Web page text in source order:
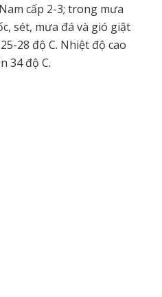
cấp 2-3; trong mưa
sét, mưa đá và gió giật
28 độ C. Nhiệt độ cao
34 độ C.